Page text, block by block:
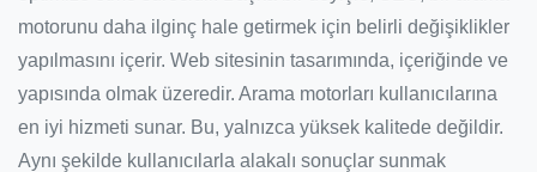
motorunu daha ilginç hale getirmek için belirli değişiklikler
yapılmasını içerir. Web sitesinin tasarımında, içeriğinde ve
yapısında olmak üzeredir. Arama motorları kullanıcılarına
en iyi hizmeti sunar. Bu, yalnızca yüksek kalitede değildir.
Aynı şekilde kullanıcılarla alakalı sonuçlar sunmak